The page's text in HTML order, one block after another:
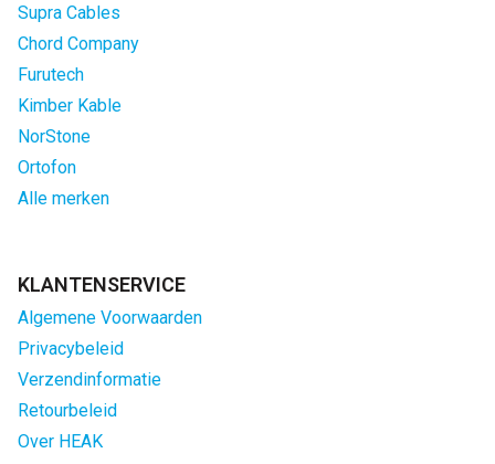
Supra Cables
Chord Company
Furutech
Kimber Kable
NorStone
Ortofon
Alle merken
KLANTENSERVICE
Algemene Voorwaarden
Privacybeleid
Verzendinformatie
Retourbeleid
Over HEAK